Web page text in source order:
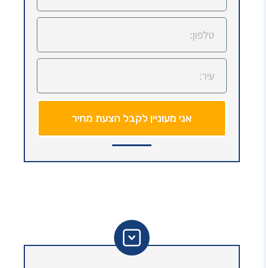
אני מעוניין לקבל הצעת מחיר